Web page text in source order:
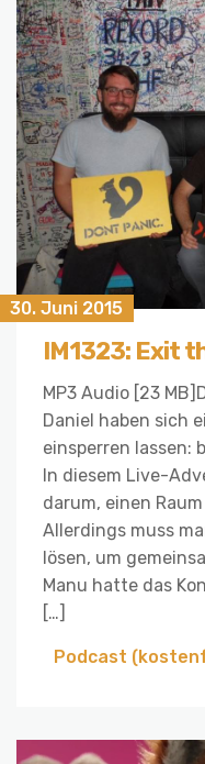
30. Juni 2015
IM1323: Exit
MP3 Audio [23
Daniel haben sich
einsperren lassen:
In diesem Live-
darum, einen
Allerdings muss
lösen, um
Manu hatte das
[…]
Podcast